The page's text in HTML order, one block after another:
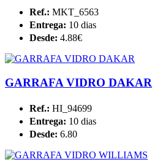
Ref.: MKT_6563
Entrega: 10 dias
Desde: 4.88€
GARRAFA VIDRO DAKAR
Ref.: HI_94699
Entrega: 10 dias
Desde: 6.80